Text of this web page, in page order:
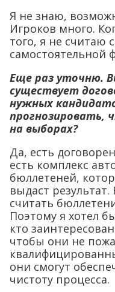
Я не знаю,
Игроков много.
того, я не считаю
самостоятельной
Еще раз уточню.
существует
нужных
прогнозировать,
на выборах?
Да, есть
есть комплекс
бюллетеней,
выдаст
считать
Поэтому я хотел
кто
чтобы они не
они смогут
чистоту процесса.